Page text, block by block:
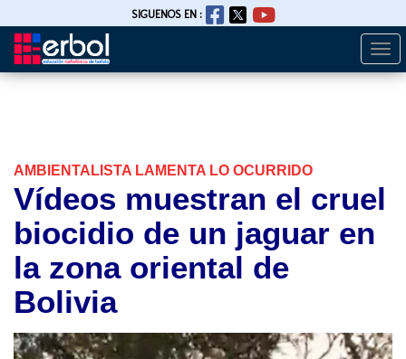
Pasar
SIGUENOS EN :
AMBIENTALISTA LAMENTA LO OCURRIDO
Vídeos muestran el cruel
biocidio de un jaguar en
la zona oriental de
Bolivia